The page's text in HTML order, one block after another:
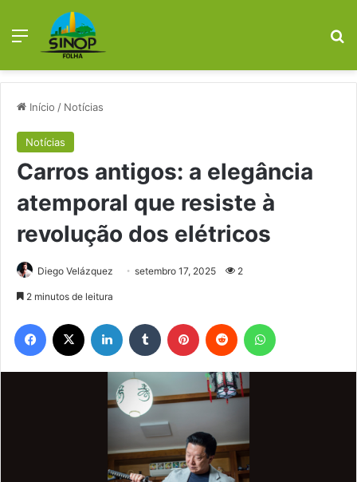
Menu
Início / Notícias
Notícias
Carros antigos: a elegância
atemporal que resiste à
revolução dos elétricos
Diego Velázquez setembro 17, 2025 2
2 minutos de leitura
Facebook Linkedin Tumblr Pinterest Reddit